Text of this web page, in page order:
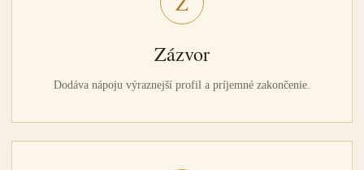
Zázvor
Dodáva nápoju výraznejší profil a príjemné zakončenie.